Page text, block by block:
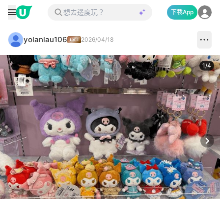
下載App
yolanlau106 2026/04/18
1/4